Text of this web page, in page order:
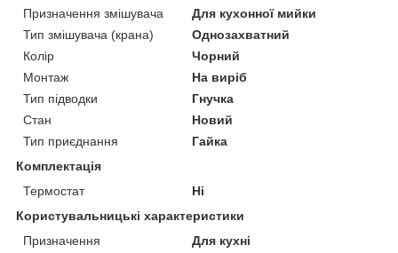
Призначення змішувача
Для кухонної мийки
Тип змішувача (крана)
Однозахватний
Колір
Чорний
Монтаж
На виріб
Тип підводки
Гнучка
Стан
Новий
Тип приєднання
Гайка
Комплектація
Термостат
Ні
Користувальницькі характеристики
Призначення
Для кухні